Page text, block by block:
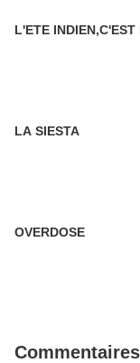
L'ETE INDIEN,C'EST
LA SIESTA
OVERDOSE
Commentaires